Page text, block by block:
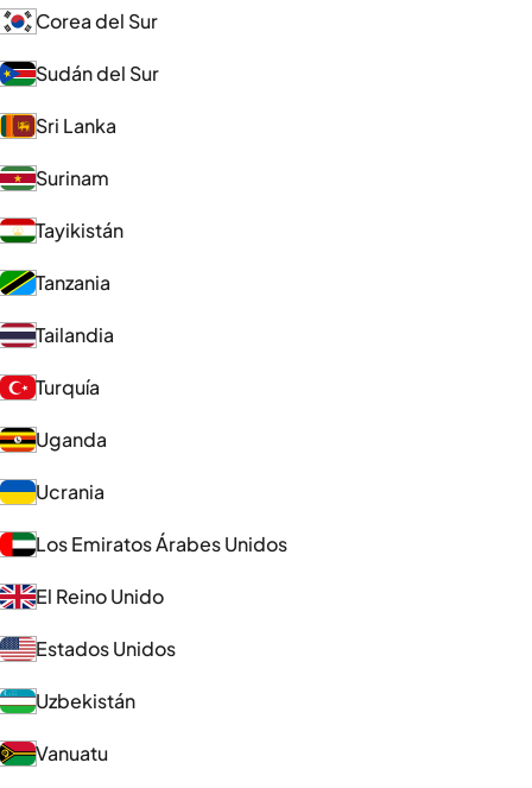
Corea del Sur
Sudán del Sur
Sri Lanka
Surinam
Tayikistán
Tanzania
Tailandia
Turquía
Uganda
Ucrania
Los Emiratos Árabes Unidos
El Reino Unido
Estados Unidos
Uzbekistán
Vanuatu